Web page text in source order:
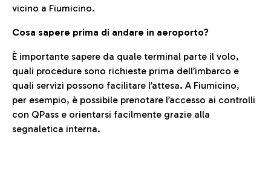
vicino a Fiumicino.
Cosa sapere prima di andare in aeroporto?
È importante sapere da quale terminal parte il volo,
quali procedure sono richieste prima dell’imbarco e
quali servizi possono facilitare l’attesa. A Fiumicino,
per esempio, è possibile prenotare l’accesso ai controlli
con QPass e orientarsi facilmente grazie alla
segnaletica interna.